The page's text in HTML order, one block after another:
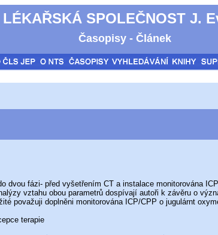
SPOLEČNOST J.
Časopisy - Článek
fázi- před vyšetřením CT a instalace monitorována
vztahu obou parametrů dospívají autoři k závěru o
považuji doplněni monitorována ICP/CPP o jugulárnt
terapie